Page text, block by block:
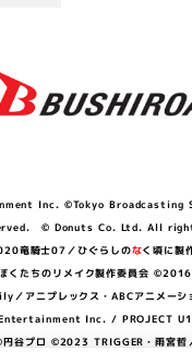
Inc. ©Tokyo Broadcasting
© Donuts Co. Ltd. All
竜騎士07／ひぐらしのなく頃に
のリメイク製作委員会 ©2016
ニプレックス・ABCアニメー
Entertainment Inc. /
谷プロ ©2023 TRIGGER・雨宮哲